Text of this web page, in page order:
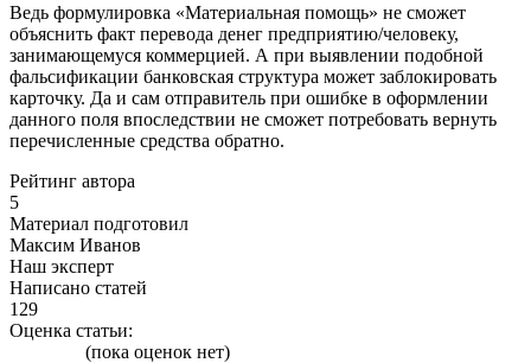
Ведь формулировка «Материальная помощь» не сможет
объяснить факт перевода денег предприятию/человеку,
занимающемуся коммерцией. А при выявлении подобной
фальсификации банковская структура может заблокировать
карточку. Да и сам отправитель при ошибке в оформлении
данного поля впоследствии не сможет потребовать вернуть
перечисленные средства обратно.
Рейтинг автора
5
Материал подготовил
Максим Иванов
Наш эксперт
Написано статей
129
Оценка статьи:
(пока оценок нет)